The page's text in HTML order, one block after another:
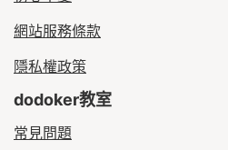
網站服務條款
隱私權政策
dodoker教室
常見問題